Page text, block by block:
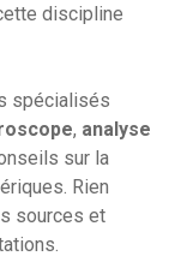
discipline
spécialisés
, analyse
sur la
Rien
sources et